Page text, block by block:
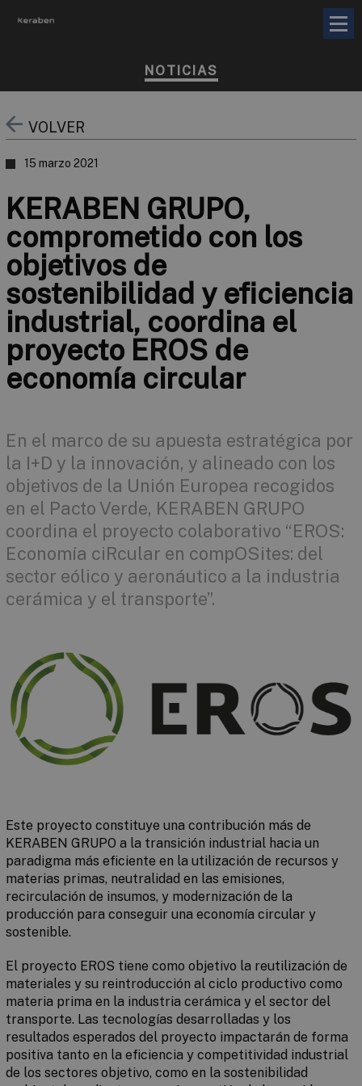
NOTICIAS
VOLVER
15 marzo 2021
KERABEN GRUPO,
comprometido con los
objetivos de
sostenibilidad y eficiencia
industrial, coordina el
proyecto EROS de
economía circular
En el marco de su apuesta estratégica por
la I+D y la innovación, y alineado con los
objetivos de la Unión Europea recogidos
en el Pacto Verde, KERABEN GRUPO
coordina el proyecto colaborativo “EROS:
Economía ciRcular en compOSites: del
sector eólico y aeronáutico a la industria
cerámica y el transporte”.
Este proyecto constituye una contribución más de
KERABEN GRUPO a la transición industrial hacia un
paradigma más eficiente en la utilización de recursos y
materias primas, neutralidad en las emisiones,
recirculación de insumos, y modernización de la
producción para conseguir una economía circular y
sostenible.
El proyecto EROS tiene como objetivo la reutilización de
materiales y su reintroducción al ciclo productivo como
materia prima en la industria cerámica y el sector del
transporte. Las tecnologías desarrolladas y los
resultados esperados del proyecto impactarán de forma
positiva tanto en la eficiencia y competitividad industrial
de los sectores objetivo, como en la sostenibilidad